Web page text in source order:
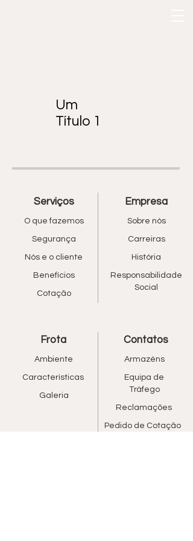
Um
Título 1
Serviços
O que fazemos
Segurança
Nós e o cliente
Benefícios
Cotação
Empresa
Sobre nós
Carreiras
História
Responsabilidade
Social
Frota
Ambiente
Características
Galeria
Contatos
Armazéns
Equipa de
Tráfego
Reclamações
Pedido de Cotação